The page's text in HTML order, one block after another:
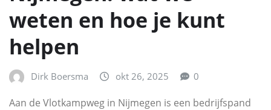
weten en hoe je kunt
helpen
Dirk Boersma okt 26, 2025 0
Aan de Vlotkampweg in Nijmegen is een bedrijfspand